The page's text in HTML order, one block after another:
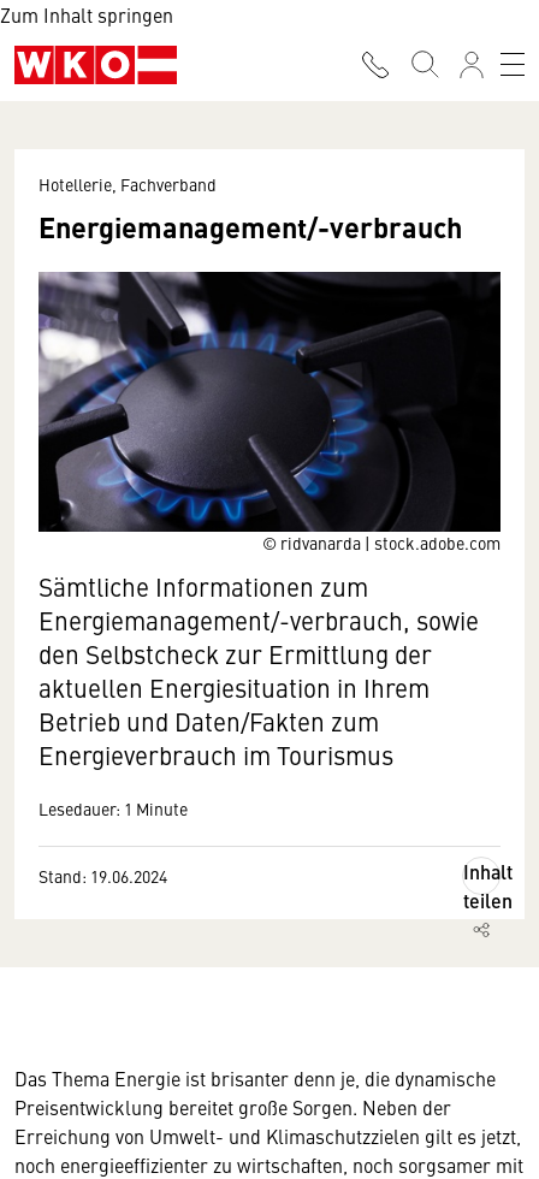
Zum Inhalt springen
© ridvanarda | stock.adobe.com
Hotellerie, Fachverband
Energiemanagement/-verbrauch
Sämtliche Informationen zum
Energiemanagement/-verbrauch, sowie
den Selbstcheck zur Ermittlung der
aktuellen Energiesituation in Ihrem
Betrieb und Daten/Fakten zum
Energieverbrauch im Tourismus
Lesedauer: 1 Minute
Stand: 19.06.2024
Inhalt
teilen
Das Thema Energie ist brisanter denn je, die dynamische
Preisentwicklung bereitet große Sorgen. Neben der
Erreichung von Umwelt- und Klimaschutzzielen gilt es jetzt,
noch energieeffizienter zu wirtschaften, noch sorgsamer mit